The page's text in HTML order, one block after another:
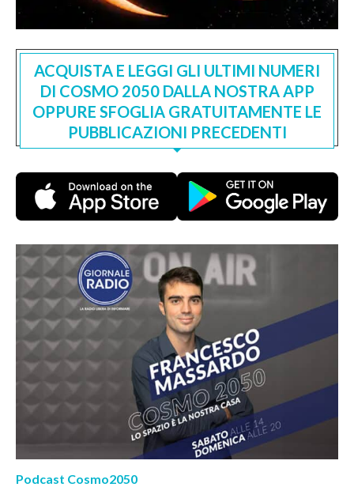
ACQUISTA E LEGGI GLI ULTIMI NUMERI
DI COSMO 2050 DALLA NOSTRA APP
OPPURE SFOGLIA GRATUITAMENTE LE
PUBBLICAZIONI PRECEDENTI
Podcast Cosmo2050